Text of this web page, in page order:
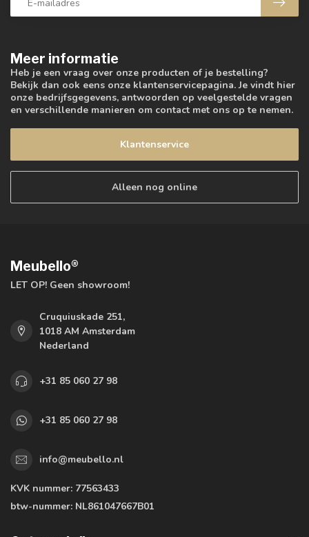
Meer informatie
Heb je een vraag over onze producten of je bestelling?
Bekijk dan ook eens onze klantenservicepagina. Je vindt hier
onze bedrijfsgegevens, antwoorden op veelgestelde vragen
en verschillende manieren om contact met ons op te nemen.
Klantenservice
Alleen nog online
Meubello®
LET OP! Geen showroom!
Cruquiuskade 251,
1018 AM Amsterdam
Nederland
+31 85 060 27 98
+31 85 060 27 98
info@meubello.nl
KVK nummer: 77563433
btw-nummer: NL861047667B01